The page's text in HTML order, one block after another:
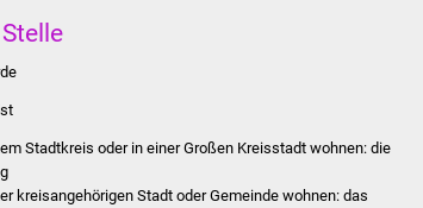
Stadtkreis oder in einer Großen Kreisstadt wohnen: die
kreisangehörigen Stadt oder Gemeinde wohnen: das